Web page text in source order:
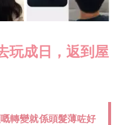
玩成日，返到屋
轉變就係頭髮薄咗好